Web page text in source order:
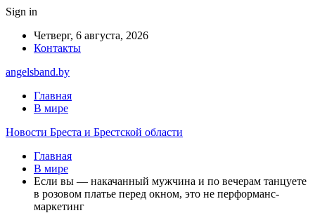
Sign in
Четверг, 6 августа, 2026
Контакты
angelsband.by
Главная
В мире
Новости Бреста и Брестской области
Главная
В мире
Если вы — накачанный мужчина и по вечерам танцуете
в розовом платье перед окном, это не перформанс-
маркетинг